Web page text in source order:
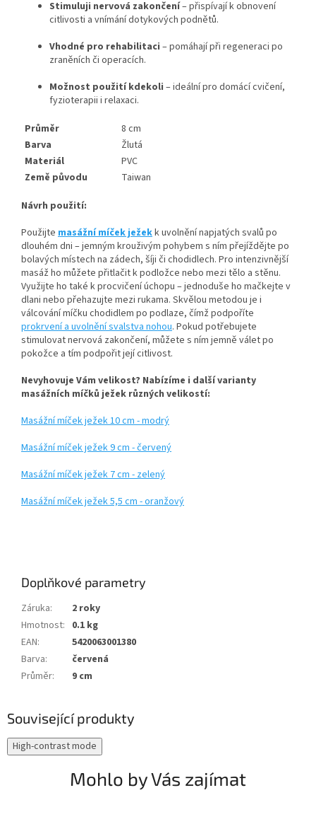
Stimuluji nervová zakončení– přispívají k obnovení
citlivosti a vnímání dotykových podnětů.
Vhodné pro rehabilitaci – pomáhají při regeneraci po
zraněních či operacích.
Možnost použití kdekoli – ideální pro domácí cvičení,
fyzioterapii i relaxaci.
Průměr
8 cm
Barva
Žlutá
Materiál
PVC
Země původu
Taiwan
Návrh použití:
Použijte masážní míček ježekk uvolnění napjatých svalů po
dlouhém dni – jemným krouživým pohybem s ním přejíždějte po
bolavých místech na zádech, šíji či chodidlech. Pro intenzivnější
masáž ho můžete přitlačit k podložce nebo mezi tělo a stěnu.
Využijte ho také k procvičení úchopu – jednoduše ho mačkejte v
dlani nebo přehazujte mezi rukama. Skvělou metodou je i
válcování míčku chodidlem po podlaze, čímž podpoříte
prokrvení a uvolnění svalstva nohou. Pokud potřebujete
stimulovat nervová zakončení, můžete s ním jemně válet po
pokožce a tím podpořit její citlivost.
Nevyhovuje Vám velikost? Nabízíme i další varianty
masážních míčků ježek různých velikostí:
Masážní míček ježek 10 cm - modrý
Masážní míček ježek 9 cm - červený
Masážní míček ježek 7 cm - zelený
Masážní míček ježek 5,5 cm - oranžový
Doplňkové parametry
Záruka:
2 roky
Hmotnost: 0.1 kg
EAN:
5420063001380
Barva:
červená
Průměr: 9 cm
Související produkty
High-contrast mode
Mohlo by Vás zajímat